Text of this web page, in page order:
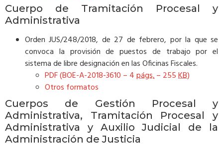
Cuerpo de Tramitación Procesal y
Administrativa
Orden JUS/248/2018, de 27 de febrero, por la que se
convoca la provisión de puestos de trabajo por el
sistema de libre designación en las Oficinas Fiscales.
PDF (BOE-A-2018-3610 – 4págs.– 255KB)
Otros formatos
Cuerpos de Gestión Procesal y
Administrativa, Tramitación Procesal y
Administrativa y Auxilio Judicial de la
Administración de Justicia